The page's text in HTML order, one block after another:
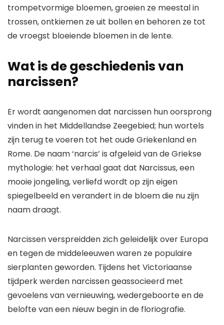
trompetvormige bloemen, groeien ze meestal in
trossen, ontkiemen ze uit bollen en behoren ze tot
de vroegst bloeiende bloemen in de lente.
Wat is de geschiedenis van
narcissen?
Er wordt aangenomen dat narcissen hun oorsprong
vinden in het Middellandse Zeegebied; hun wortels
zijn terug te voeren tot het oude Griekenland en
Rome. De naam ‘narcis’ is afgeleid van de Griekse
mythologie: het verhaal gaat dat Narcissus, een
mooie jongeling, verliefd wordt op zijn eigen
spiegelbeeld en verandert in de bloem die nu zijn
naam draagt.
Narcissen verspreidden zich geleidelijk over Europa
en tegen de middeleeuwen waren ze populaire
sierplanten geworden. Tijdens het Victoriaanse
tijdperk werden narcissen geassocieerd met
gevoelens van vernieuwing, wedergeboorte en de
belofte van een nieuw begin in de floriografie.